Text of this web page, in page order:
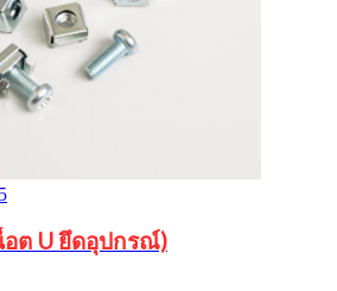
อต U ยึดอุปกรณ์)